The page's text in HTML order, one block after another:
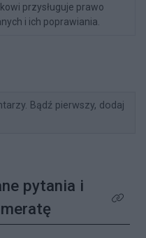
przysługuje prawo
i ich poprawiania.
Bądź pierwszy, dodaj
pytania i
Kliknij